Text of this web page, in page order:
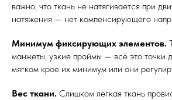
важно, что ткань не натягивается при
натяжения — нет компенсирующего
Минимум фиксирующих элементов.
манжеты, узкие проймы — всё это точки
мягком крое их минимум или они
Вес ткани. Слишком лёгкая ткань